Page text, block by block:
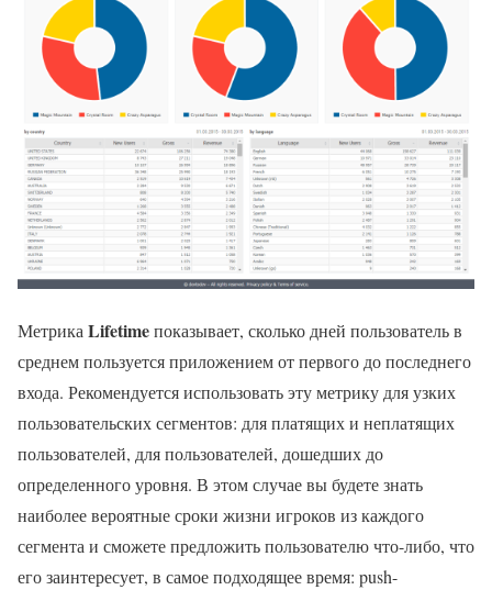
МетрикаLifetimeпоказывает, сколько дней пользователь в
среднем пользуется приложением от первого до последнего
входа. Рекомендуется использовать эту метрику для узких
пользовательских сегментов: для платящих и неплатящих
пользователей, для пользователей, дошедших до
определенного уровня. В этом случае вы будете знать
наиболее вероятные сроки жизни игроков из каждого
сегмента и сможете предложить пользователю что-либо, что
его заинтересует, в самое подходящее время: push-